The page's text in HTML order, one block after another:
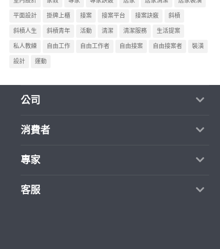
平面設計 掛牌上櫃 接案 接案平台 接案訣竅 斜槓
斜槓人生 斜槓青年 活動 清潔 清潔服務 生活提案
私人教練 自由工作 自由工作者 自由接案 自由接案者 裝潢
設計 運動
公司
關於我們
部落格
加入我們
消費者
買服務
熱門服務
專家
找案件
客服